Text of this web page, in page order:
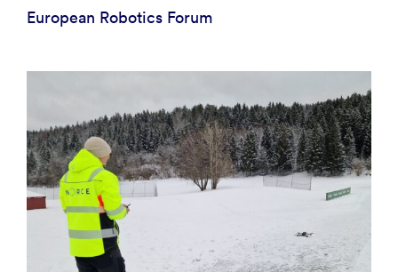
European Robotics Forum